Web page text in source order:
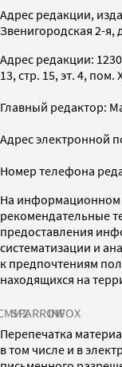
Адрес редакции,
Звенигородская 2-я,
Адрес редакции:
13, стр. 15, эт. 4, пом.
Главный редактор:
Адрес электронной
Номер телефона
На информационном
рекомендательные
предоставления
систематизации и
к предпочтениям
находящихся на
SPARROWINFOX
Перепечатка
в том числе и в